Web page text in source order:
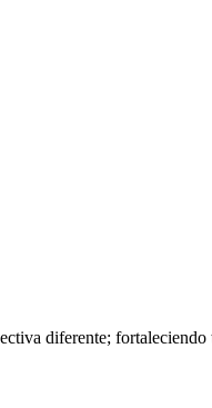
diferente;